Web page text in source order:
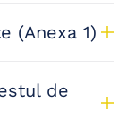
(Anexa 1)
de